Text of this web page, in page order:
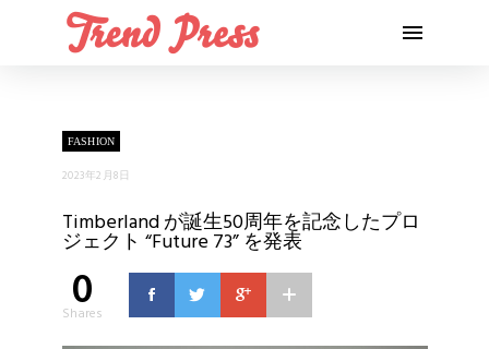
FASHION
2023年2月8日
Timberland が誕生50周年を記念したプロ
ジェクト “Future 73” を発表
0
Shares